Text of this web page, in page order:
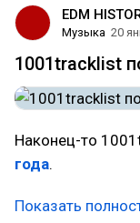
EDM
Музыка 20
1001tracklist
Наконец-то
года.
Показать